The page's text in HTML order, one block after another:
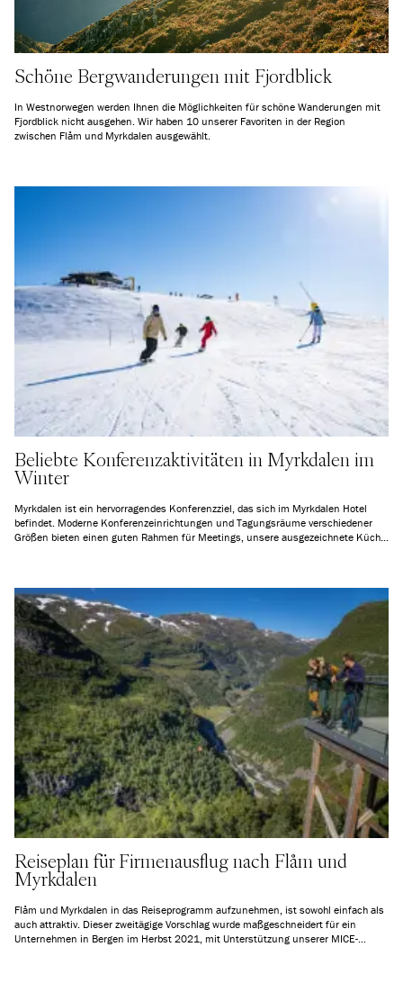
Schöne Bergwanderungen mit Fjordblick
In Westnorwegen werden Ihnen die Möglichkeiten für schöne Wanderungen mit
Fjordblick nicht ausgehen. Wir haben 10 unserer Favoriten in der Region
zwischen Flåm und Myrkdalen ausgewählt.
Beliebte Konferenzaktivitäten in Myrkdalen im
Winter
Myrkdalen ist ein hervorragendes Konferenzziel, das sich im Myrkdalen Hotel
befindet. Moderne Konferenzeinrichtungen und Tagungsräume verschiedener
Größen bieten einen guten Rahmen für Meetings, unsere ausgezeichnete Küche
Reiseplan für Firmenausflug nach Flåm und
Myrkdalen
Flåm und Myrkdalen in das Reiseprogramm aufzunehmen, ist sowohl einfach als
auch attraktiv. Dieser zweitägige Vorschlag wurde maßgeschneidert für ein
Unternehmen in Bergen im Herbst 2021, mit Unterstützung unserer MICE-